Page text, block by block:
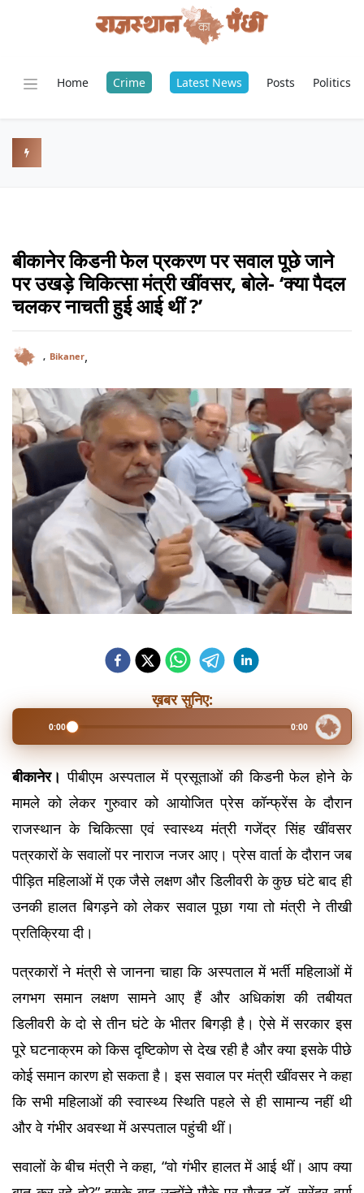
Home Crime Latest News Posts Politics
बीकानेर किडनी फेल प्रकरण पर सवाल पूछे जाने
पर उखड़े चिकित्सा मंत्री खींवसर, बोले- ‘क्या पैदल
चलकर नाचती हुई आई थीं ?’
, Bikaner,
ख़बर सुनिए:
0:00 0:00
बीकानेर। पीबीएम अस्पताल में प्रसूताओं की किडनी फेल होने के
मामले को लेकर गुरुवार को आयोजित प्रेस कॉन्फ्रेंस के दौरान
राजस्थान के चिकित्सा एवं स्वास्थ्य मंत्री गजेंद्र सिंह खींवसर
पत्रकारों के सवालों पर नाराज नजर आए। प्रेस वार्ता के दौरान जब
पीड़ित महिलाओं में एक जैसे लक्षण और डिलीवरी के कुछ घंटे बाद ही
उनकी हालत बिगड़ने को लेकर सवाल पूछा गया तो मंत्री ने तीखी
प्रतिक्रिया दी।
पत्रकारों ने मंत्री से जानना चाहा कि अस्पताल में भर्ती महिलाओं में
लगभग समान लक्षण सामने आए हैं और अधिकांश की तबीयत
डिलीवरी के दो से तीन घंटे के भीतर बिगड़ी है। ऐसे में सरकार इस
पूरे घटनाक्रम को किस दृष्टिकोण से देख रही है और क्या इसके पीछे
कोई समान कारण हो सकता है। इस सवाल पर मंत्री खींवसर ने कहा
कि सभी महिलाओं की स्वास्थ्य स्थिति पहले से ही सामान्य नहीं थी
और वे गंभीर अवस्था में अस्पताल पहुंची थीं।
सवालों के बीच मंत्री ने कहा, “वो गंभीर हालत में आई थीं। आप क्या